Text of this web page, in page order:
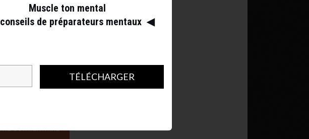
Muscle ton mental
conseils de préparateurs mentaux ◀︎
TÉLÉCHARGER